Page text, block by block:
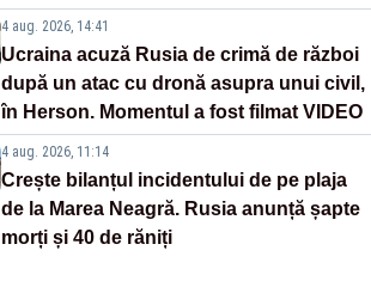
4 aug. 2026, 14:41
Ucraina acuză Rusia de crimă de război
după un atac cu dronă asupra unui civil,
în Herson. Momentul a fost filmat VIDEO
4 aug. 2026, 11:14
Crește bilanțul incidentului de pe plaja
de la Marea Neagră. Rusia anunță șapte
morți și 40 de răniți